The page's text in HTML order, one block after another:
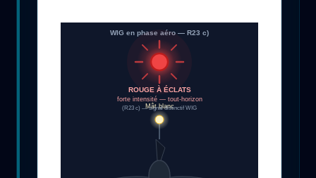
WIG en phase aéro — R23 c)
Mât blanc
ROUGE À ÉCLATS
forte intensité — tout-horizon
(R23 c) — signal distinctif WIG